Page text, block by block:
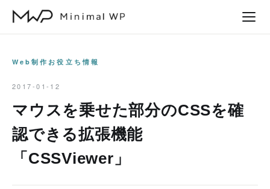
Web制作お役立ち情報
2017-01-12
マウスを乗せた部分のCSSを確
認できる拡張機能
「CSSViewer」